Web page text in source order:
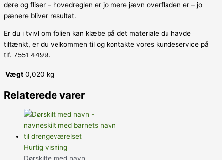
døre og fliser – hovedreglen er jo mere jævn overfladen er – jo
pænere bliver resultat.
Er du i tvivl om folien kan klæbe på det materiale du havde
tiltænkt, er du velkommen til og kontakte vores kundeservice på
tlf. 7551 4499.
Vægt 0,020 kg
Relaterede varer
Hurtig visning
Dørskilte med navn